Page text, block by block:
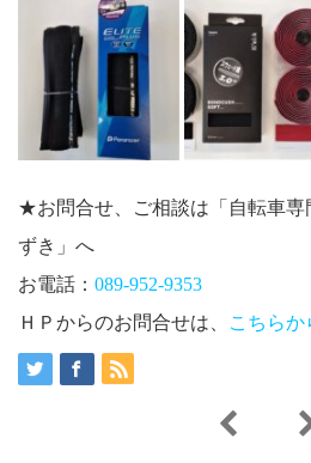
★お問合せ、ご相談は「自転車専
ずき」へ
お電話： 089-952-9353
ＨＰからのお問合せは、
こちらか